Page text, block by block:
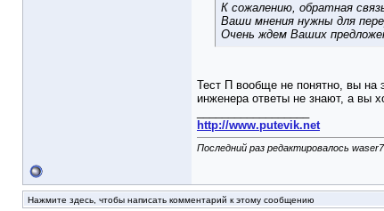
К сожалению, обратная
Ваши мнения нужны для
Очень ждем Ваших
Тест П вообще не понятно, вы на
инженера ответы не знают, а вы
http://www.putevik.net
Последний раз редактировалось
Нажмите здесь, чтобы написать комментарий к этому сообщению